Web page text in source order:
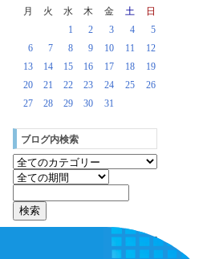
月
火 水 木 金 土
日
1
2 3 4
5
6
7 8 9 10 11
12
13
14 15 16 17 18
19
20
21 22 23 24 25
26
27
28 29 30 31
ブログ内検索
]